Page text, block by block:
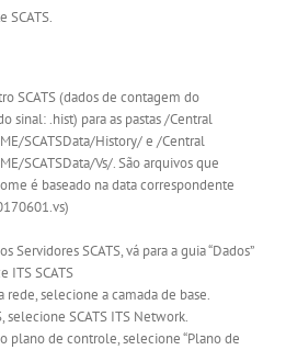
SCATS.
SCATS (dados de contagem do
sinal: .hist) para as pastas /Central
SCATSData/History/ e /Central
SCATSData/Vs/. São arquivos que
é baseado na data correspondente
Servidores SCATS, vá para a guia “Dados”
ITS SCATS
rede, selecione a camada de base.
selecione SCATS ITS Network.
plano de controle, selecione “Plano de